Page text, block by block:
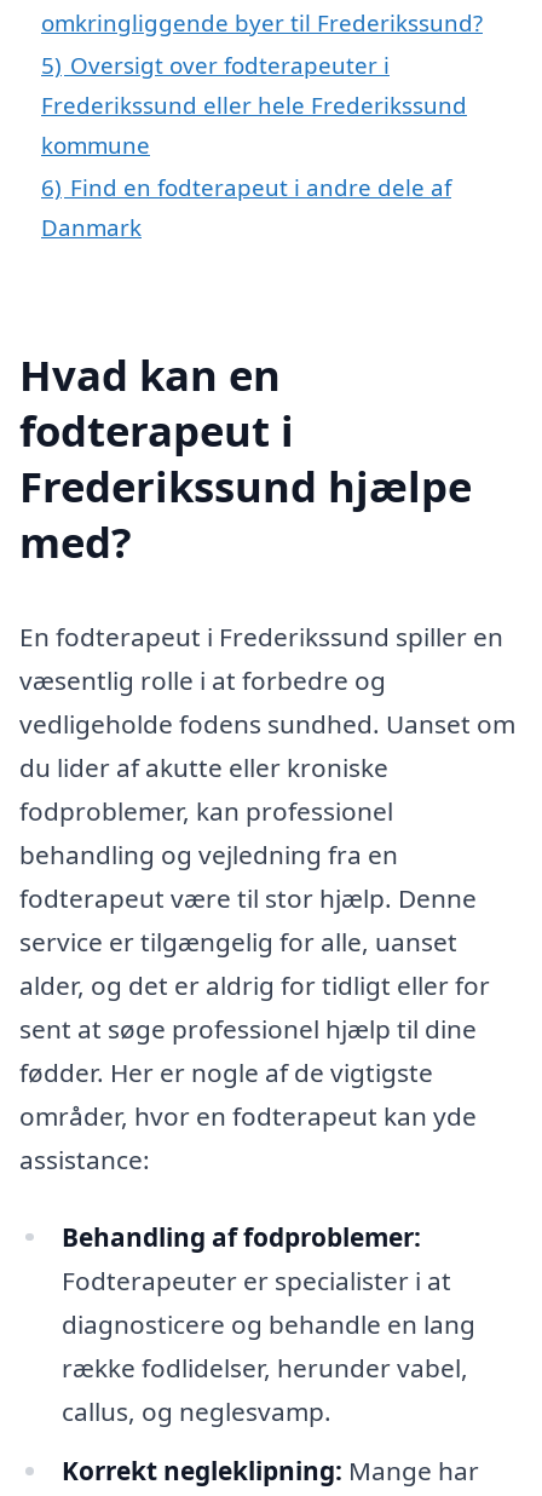
omkringliggende byer til Frederikssund?
5) Oversigt over fodterapeuter i
Frederikssund eller hele Frederikssund
kommune
6) Find en fodterapeut i andre dele af
Danmark
Hvad kan en
fodterapeut i
Frederikssund hjælpe
med?
En fodterapeut i Frederikssund spiller en
væsentlig rolle i at forbedre og
vedligeholde fodens sundhed. Uanset om
du lider af akutte eller kroniske
fodproblemer, kan professionel
behandling og vejledning fra en
fodterapeut være til stor hjælp. Denne
service er tilgængelig for alle, uanset
alder, og det er aldrig for tidligt eller for
sent at søge professionel hjælp til dine
fødder. Her er nogle af de vigtigste
områder, hvor en fodterapeut kan yde
assistance:
Behandling af fodproblemer:
Fodterapeuter er specialister i at
diagnosticere og behandle en lang
række fodlidelser, herunder vabel,
callus, og neglesvamp.
Korrekt negleklipning: Mange har